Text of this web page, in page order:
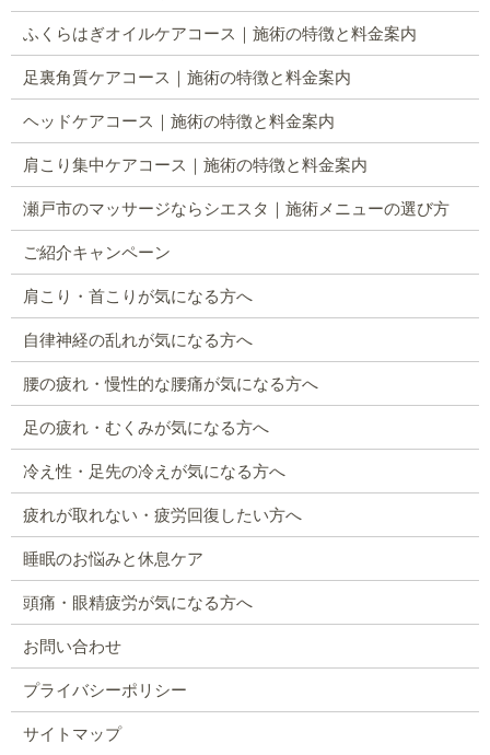
ふくらはぎオイルケアコース｜施術の特徴と料金案内
足裏角質ケアコース｜施術の特徴と料金案内
ヘッドケアコース｜施術の特徴と料金案内
肩こり集中ケアコース｜施術の特徴と料金案内
瀬戸市のマッサージならシエスタ｜施術メニューの選び方
ご紹介キャンペーン
肩こり・首こりが気になる方へ
自律神経の乱れが気になる方へ
腰の疲れ・慢性的な腰痛が気になる方へ
足の疲れ・むくみが気になる方へ
冷え性・足先の冷えが気になる方へ
疲れが取れない・疲労回復したい方へ
睡眠のお悩みと休息ケア
頭痛・眼精疲労が気になる方へ
お問い合わせ
プライバシーポリシー
サイトマップ